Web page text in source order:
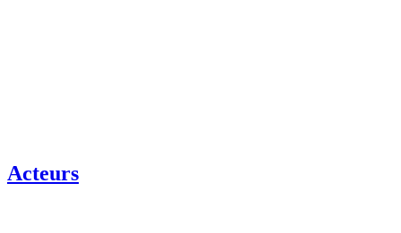
Acteurs